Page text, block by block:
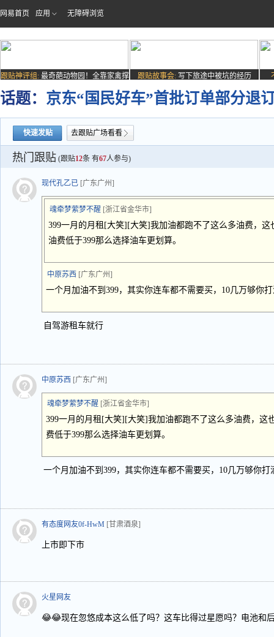
网易首页 应用 无障碍浏览
跟贴神评组: 最奇葩动物园！全靠家禽撑
场子
跟贴故事会: 写下旅途中被坑的经历
话题： 京东“国民好车”首批订单部分退
快速发贴 去跟贴广场看看
热门跟贴 (跟贴12条 有67人参与)
现代孔乙已 [广东广州]
魂牵梦萦梦不醒 [浙江省金华市]
399一月的月租[大笑][大笑]我加油都跑不了这么多油费，
油费低于399那么选择油车更划算。
中原苏西 [广东广州]
一个月加油不到399，其实你连车都不需要买，10几万够你
自驾游租车就行
中原苏西 [广东广州]
魂牵梦萦梦不醒 [浙江省金华市]
399一月的月租[大笑][大笑]我加油都跑不了这么多油费，这
费低于399那么选择油车更划算。
一个月加油不到399，其实你连车都不需要买，10几万够你
有态度网友0f-HwM [甘肃酒泉]
上市即下市
火星网友
😂😂现在忽悠成本这么低了吗？这车比得过星愿吗？电池和